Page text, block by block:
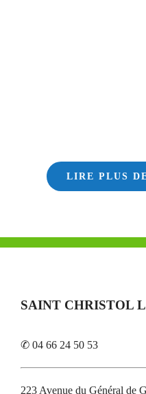
LIRE PLUS
SAINT CHRISTOL
✆ 04 66 24 50 53
223 Avenue du Général de